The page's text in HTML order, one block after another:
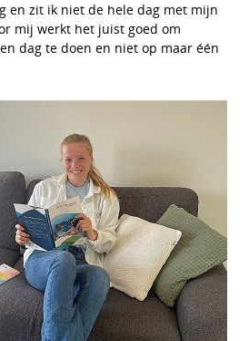
en zit ik niet de hele dag met mijn
mij werkt het juist goed om
dag te doen en niet op maar één